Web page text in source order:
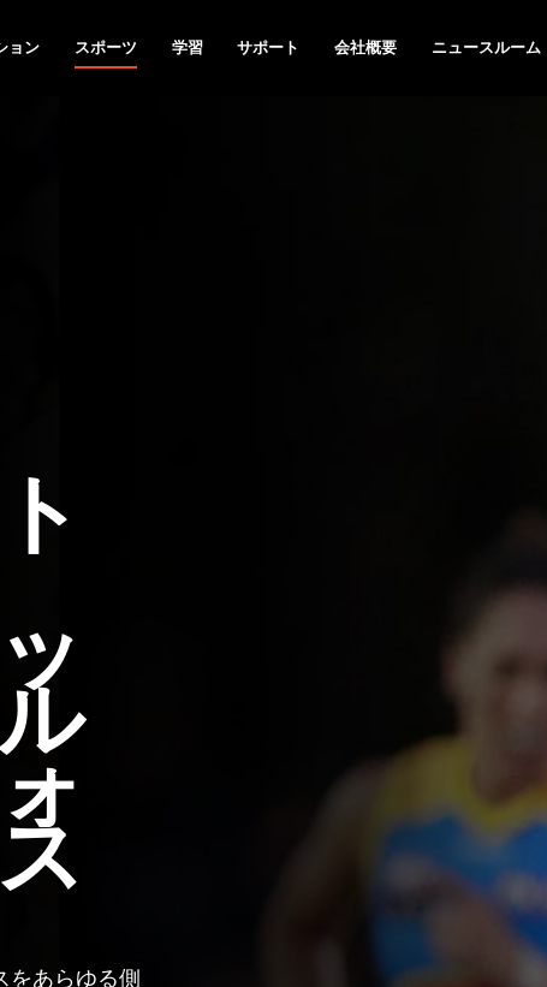
ョン スポーツ 学習 サポート 会社概要 ニュースルーム
をあらゆる側